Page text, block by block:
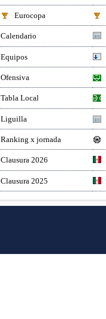
Eurocopa
Calendario
Equipos
Ofensiva
Tabla Local
Liguilla
Ranking x jornada
Clausura 2026
Clausura 2025